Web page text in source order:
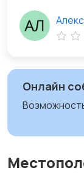
Онлайн